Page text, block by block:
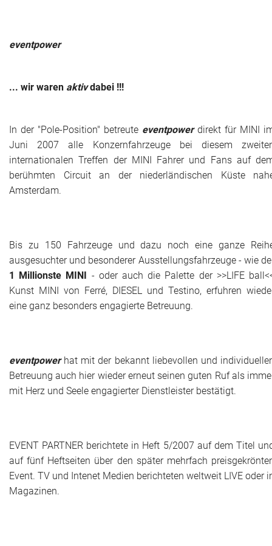
eventpower
... wir waren aktivdabei !!!
In der "Pole-Position" betreute eventpowerdirekt für MINI
Juni 2007 alle Konzernfahrzeuge bei diesem
internationalen Treffen der MINI Fahrer und Fans auf
berühmten Circuit an der niederländischen Küste
Amsterdam.
Bis zu 150 Fahrzeuge und dazu noch eine ganze
ausgesuchter und besonderer Ausstellungsfahrzeuge - wie
1 Millionste MINI - oder auch die Palette der >>LIFE
Kunst MINI von Ferré, DIESEL und Testino, erfuhren
eine ganz besonders engagierte Betreuung.
eventpowerhat mit der bekannt liebevollen und
Betreuung auch hier wieder erneut seinen guten Ruf als
mit Herz und Seele engagierter Dienstleister bestätigt.
EVENT PARTNER berichtete in Heft 5/2007 auf dem Titel
auf fünf Heftseiten über den später mehrfach
Event. TV und Intenet Medien berichteten weltweit LIVE oder
Magazinen.